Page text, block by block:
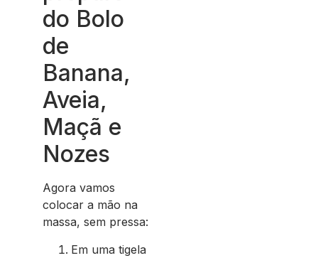
do Bolo
de
Banana,
Aveia,
Maçã e
Nozes
Agora vamos
colocar a mão na
massa, sem pressa:
Em uma tigela